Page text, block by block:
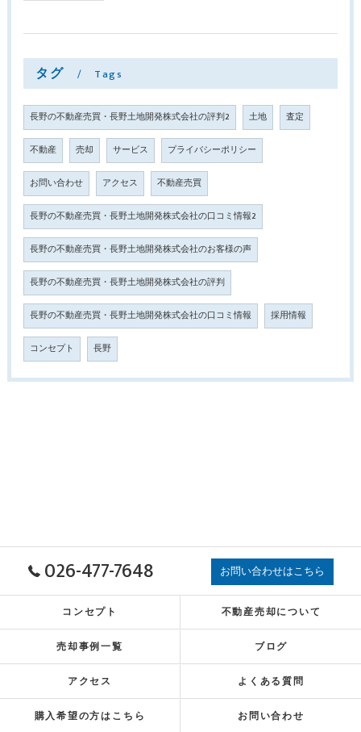
タグ Tags
長野の不動産売買・長野土地開発株式会社の評判2 土地 査定
不動産 売却 サービス プライバシーポリシー
お問い合わせ アクセス 不動産売買
長野の不動産売買・長野土地開発株式会社の口コミ情報2
長野の不動産売買・長野土地開発株式会社のお客様の声
長野の不動産売買・長野土地開発株式会社の評判
長野の不動産売買・長野土地開発株式会社の口コミ情報 採用情報
コンセプト 長野
026-477-7648 お問い合わせはこちら
コンセプト 不動産売却について
売却事例一覧 ブログ
アクセス よくある質問
購入希望の方はこちら お問い合わせ